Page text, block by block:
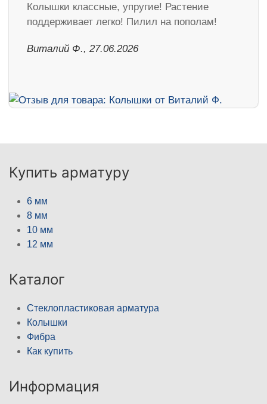
Колышки классные, упругие! Растение
поддерживает легко! Пилил на пополам!
Виталий Ф., 27.06.2026
Купить арматуру
6 мм
8 мм
10 мм
12 мм
Каталог
Стеклопластиковая арматура
Колышки
Фибра
Как купить
Информация